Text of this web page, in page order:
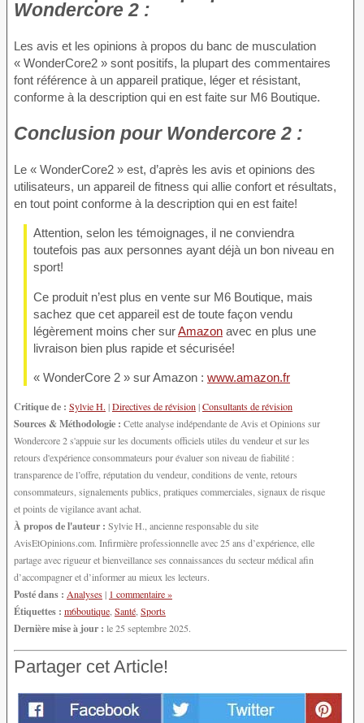
Wondercore 2 :
Les avis et les opinions à propos du banc de musculation
« WonderCore2 » sont positifs, la plupart des commentaires
font référence à un appareil pratique, léger et résistant,
conforme à la description qui en est faite sur M6 Boutique.
Conclusion pour Wondercore 2 :
Le « WonderCore2 » est, d’après les avis et opinions des
utilisateurs, un appareil de fitness qui allie confort et résultats,
en tout point conforme à la description qui en est faite!
Attention, selon les témoignages, il ne conviendra
toutefois pas aux personnes ayant déjà un bon niveau en
sport!
Ce produit n’est plus en vente sur M6 Boutique, mais
sachez que cet appareil est de toute façon vendu
légèrement moins cher surAmazon avec en plus une
livraison bien plus rapide et sécurisée!
« WonderCore 2 » sur Amazon : www.amazon.fr
Critique de : Sylvie H. |Directives de révision|Consultants de révision
Sources & Méthodologie : Cette analyse indépendante de Avis et Opinions sur
Wondercore 2 s'appuie sur les documents officiels utiles du vendeur et sur les
retours d'expérience consommateurs pour évaluer son niveau de fiabilité :
transparence de l’offre, réputation du vendeur, conditions de vente, retours
consommateurs, signalements publics, pratiques commerciales, signaux de risque
et points de vigilance avant achat.
À propos de l'auteur : Sylvie H., ancienne responsable du site
AvisEtOpinions.com. Infirmière professionnelle avec 25 ans d’expérience, elle
partage avec rigueur et bienveillance ses connaissances du secteur médical afin
d’accompagner et d’informer au mieux les lecteurs.
Posté dans : Analyses| 1 commentaire »
Étiquettes : m6boutique Santé Sports
Dernière mise à jour : le 25 septembre 2025.
Partager cet Article!